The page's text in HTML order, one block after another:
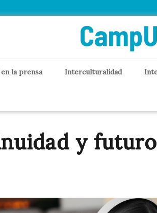
en la prensa Interculturalidad
y